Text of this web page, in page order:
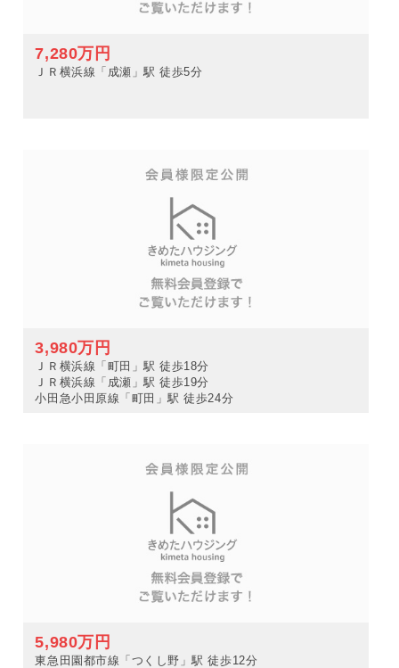
7,280万円
ＪＲ横浜線「成瀬」駅 徒歩5分
3,980万円
ＪＲ横浜線「町田」駅 徒歩18分
ＪＲ横浜線「成瀬」駅 徒歩19分
小田急小田原線「町田」駅 徒歩24分
5,980万円
東急田園都市線「つくし野」駅 徒歩12分